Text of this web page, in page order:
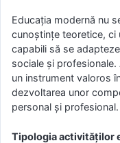
Educația modernă nu
cunoștințe teoretice, ci
capabili să se
sociale și
un instrument valoros
dezvoltarea unor
personal și profesional.
Tipologia activităților